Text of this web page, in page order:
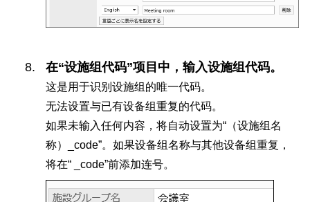
在“设施组代码”项目中，输入设施组代码。
这是用于识别设施组的唯一代码。
无法设置与已有设备组重复的代码。
如果未输入任何内容，将自动设置为“（设施组名
称）_code”。如果设备组名称与其他设备组重复，
将在“ _code”前添加连号。